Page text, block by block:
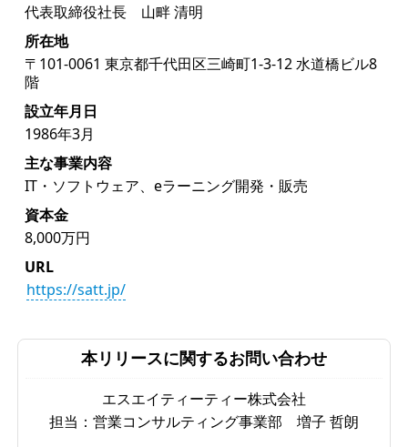
代表取締役社長 山畔 清明
所在地
〒101-0061 東京都千代田区三崎町1-3-12 水道橋ビル8
階
設立年月日
1986年3月
主な事業内容
IT・ソフトウェア、eラーニング開発・販売
資本金
8,000万円
URL
https://satt.jp/
本リリースに関するお問い合わせ
エスエイティーティー株式会社
担当：営業コンサルティング事業部 増子 哲朗